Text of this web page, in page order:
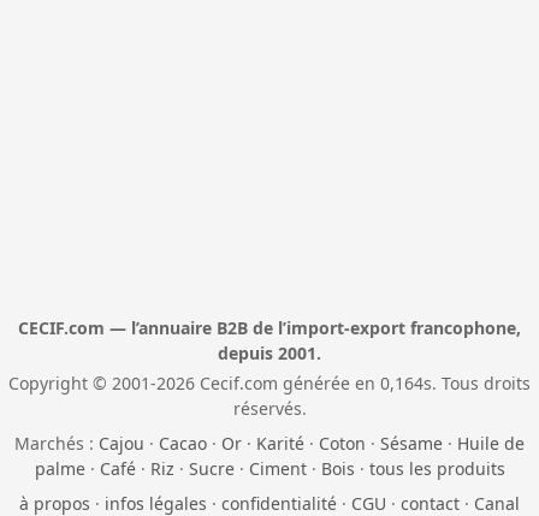
CECIF.com — l’annuaire B2B de l’import-export francophone,
depuis 2001.
Copyright © 2001-2026 Cecif.com générée en 0,164s. Tous droits
réservés.
Marchés : Cajou · Cacao · Or · Karité · Coton · Sésame · Huile de
palme· Café· Riz · Sucre· Ciment· Bois · tous les produits
à propos · infos légales · confidentialité · CGU · contact · Canal